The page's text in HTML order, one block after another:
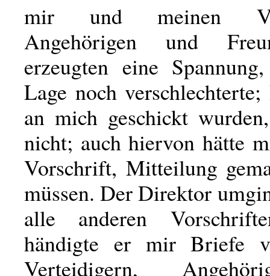
mir und meinen
Angehörigen und
erzeugten eine
Lage noch
an mich geschickt
nicht; auch hiervon hätte
Vorschrift, Mitteilung
müssen. Der Direktor
alle anderen
händigte er mir Briefe
Verteidigern,